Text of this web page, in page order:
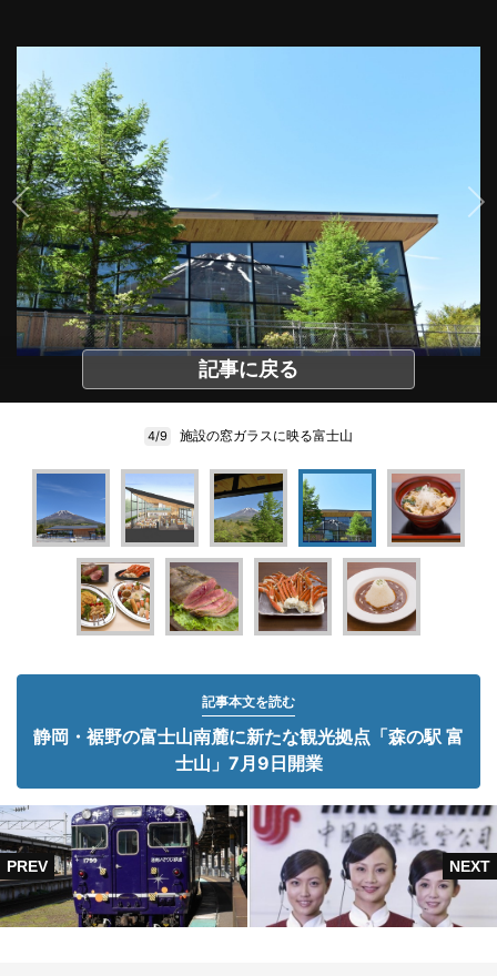
記事に戻る
4/9 施設の窓ガラスに映る富士山
記事本文を読む
静岡・裾野の富士山南麓に新たな観光拠点「森の駅 富
士山」7月9日開業